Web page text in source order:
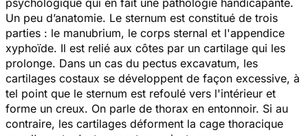
Un peu d’anatomie. Le sternum est constitué de trois
parties : le manubrium, le corps sternal et l'appendice
xyphoïde. Il est relié aux côtes par un cartilage qui les
prolonge. Dans un cas du pectus excavatum, les
cartilages costaux se développent de façon excessive, à
tel point que le sternum est refoulé vers l'intérieur et
forme un creux. On parle de thorax en entonnoir. Si au
contraire, les cartilages déforment la cage thoracique